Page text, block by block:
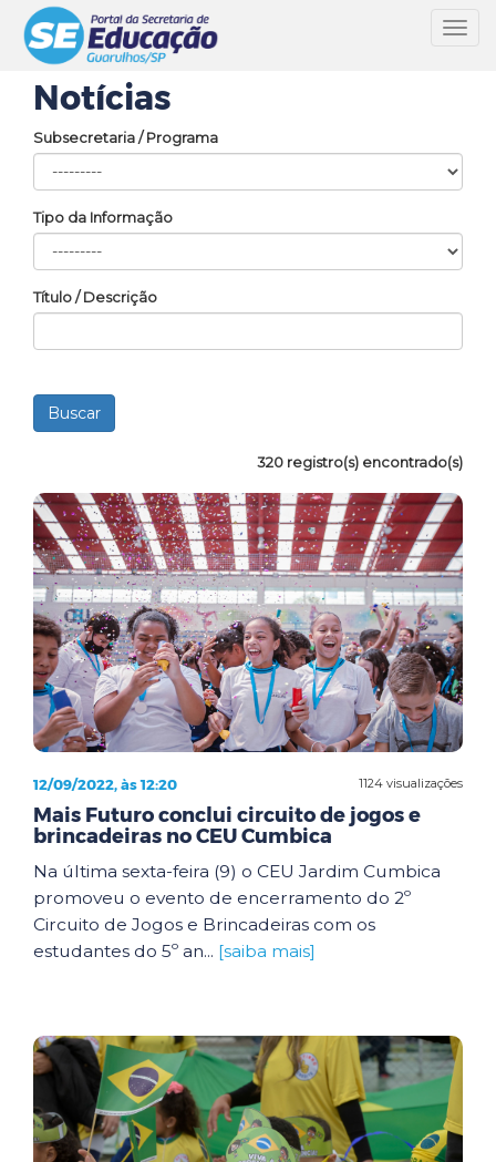
Notícias
Subsecretaria / Programa
Tipo da Informação
Título / Descrição
320 registro(s) encontrado(s)
1124 visualizações
12/09/2022, às 12:20
Mais Futuro conclui circuito de jogos e
brincadeiras no CEU Cumbica
Na última sexta-feira (9) o CEU Jardim Cumbica
promoveu o evento de encerramento do 2º
Circuito de Jogos e Brincadeiras com os
estudantes do 5º an... [saiba mais]